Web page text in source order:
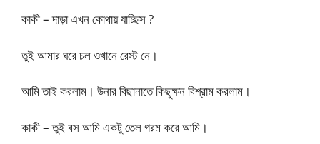
কাকী – দাড়া এখন কোথায় যাচ্ছিস ?
তুই আমার ঘরে চল ওখানে রেস্ট নে।
আমি তাই করলাম। উনার বিছানাতে কিছুক্ষন বিশ্রাম করলাম।
কাকী – তুই বস আমি একটু তেল গরম করে আমি।